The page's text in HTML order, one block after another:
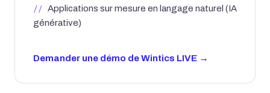
Applications sur mesure en langage naturel (IA
générative)
Demander une démo de Wintics LIVE